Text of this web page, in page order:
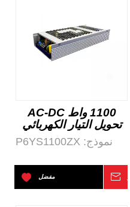
1100 واط AC-DC
تحويل التيار الكهربائي
نموذج: P6YS1100ZX
مفضل